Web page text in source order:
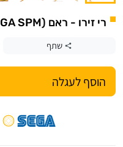
רי זירו - ראם (Fujin SEGA SPM)
שתף
הוסף לעגלה